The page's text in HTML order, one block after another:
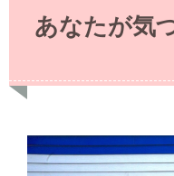
あなたが気